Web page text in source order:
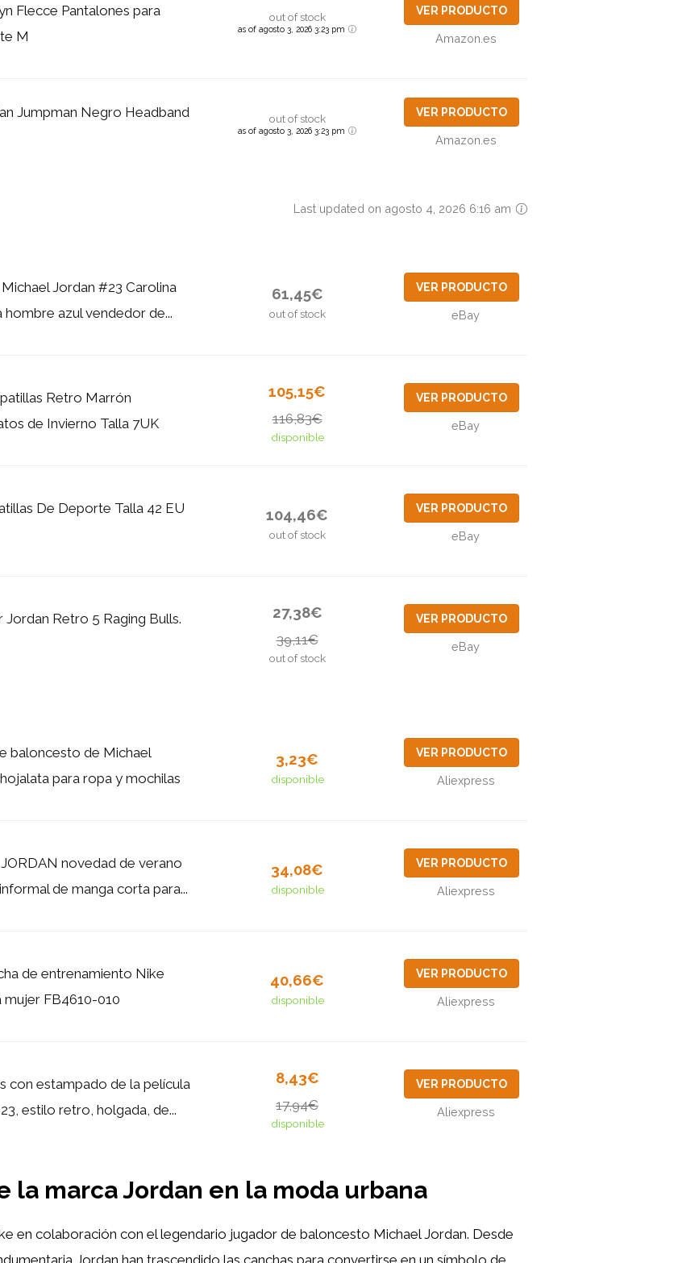
Flecce Pantalones para
M
out of stock
as of agosto 3, 2026 3:23 pm
VER PRODUCTO
Amazon.es
Jumpman Negro Headband
out of stock
as of agosto 3, 2026 3:23 pm
VER PRODUCTO
Amazon.es
Last updated on agosto 4, 2026 6:16 am
Jordan #23 Carolina
azul vendedor de...
61,45€
out of stock
VER PRODUCTO
eBay
Retro Marrón
de Invierno Talla 7UK
105,15€
116,83€
disponible
VER PRODUCTO
eBay
De Deporte Talla 42 EU
104,46€
out of stock
VER PRODUCTO
eBay
Jordan Retro 5 Raging Bulls.
27,38€
39,11€
out of stock
VER PRODUCTO
eBay
baloncesto de Michael
para ropa y mochilas
3,23€
disponible
VER PRODUCTO
Aliexpress
novedad de verano
de manga corta para...
34,08€
disponible
VER PRODUCTO
Aliexpress
de entrenamiento Nike
mujer FB4610-010
40,66€
disponible
VER PRODUCTO
Aliexpress
con estampado de la película
estilo retro, holgada, de...
8,43€
17,94€
disponible
VER PRODUCTO
Aliexpress
la marca Jordan en la moda urbana
en colaboración con el legendario jugador de baloncesto Michael Jordan. Desde